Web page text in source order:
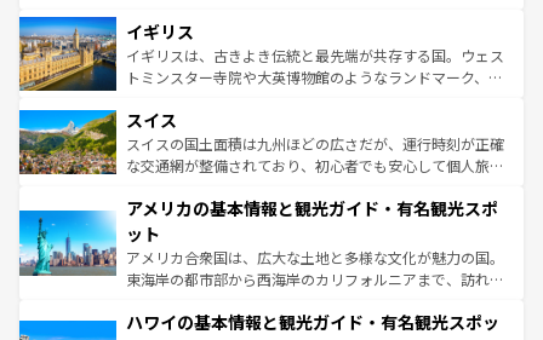
香り高いラベンダー畑など、多彩な楽しみ方が可能だ。さ
らに、パリ以外の地域にも魅力が溢れており、どの街角に
も豊かな歴史と文化が息づいている。パリ以外の個性あふ
を参照してほしい。
顔を持つこの国は、どこを歩いても飽きることがない。ベ
ルリンの文化的活気、バイエルン州のアルプスの絶景、そ
してライン川沿いのワイン畑といった風景は必見。ビール
は、お酒好きな人にはぜひ体験してほしい。 なお、新着の
ドイツ情報はコンテンツ一覧を参照してほしい。
イギリス
イギリスは、古きよき伝統と最先端が共存する国。ウェス
トミンスター寺院や大英博物館のようなランドマーク、歴
リアごとに異なる魅力がある。また、優雅なアフタヌーン
ティー、ビール好きにはたまらない英国パブ、サッカー観
戦など、本場だからこそできる体験も豊富。イギリスを旅
ンツ一覧を参照してほしい。
スイス
スイスの国土面積は九州ほどの広さだが、運行時刻が正確
な交通網が整備されており、初心者でも安心して個人旅行
の建物がそのまま残る町や、スイスならではのユニークな
博物館もあり、アルプス観光だけでなく町歩きも満喫する
ことができる。国民の所得が高いため物価も高いが、旅行
者向けの交通パス提供のサービスもあり、うまく活用すれ
着のスイス情報はコンテンツ一覧を参照してほしい。
アメリカの基本情報と観光ガイド・有名観光スポ
ット
アメリカ合衆国は、広大な土地と多様な文化が魅力の国。
東海岸の都市部から西海岸のカリフォルニアまで、訪れる
のような巨大都市は、観光、ショッピング、エンターテイ
ハワイの基本情報と観光ガイド・有名観光スポッ